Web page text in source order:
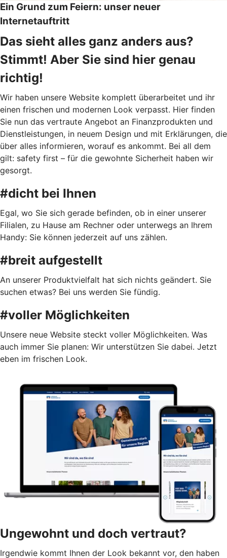
Ein Grund zum Feiern: unser neuer
Internetauftritt
Das sieht alles ganz anders aus?
Stimmt! Aber Sie sind hier genau
richtig!
Wir haben unsere Website komplett überarbeitet und ihr
einen frischen und modernen Look verpasst. Hier finden
Sie nun das vertraute Angebot an Finanzprodukten und
Dienstleistungen, in neuem Design und mit Erklärungen, die
über alles informieren, worauf es ankommt. Bei all dem
gilt: safety first – für die gewohnte Sicherheit haben wir
gesorgt.
#dicht bei Ihnen
Egal, wo Sie sich gerade befinden, ob in einer unserer
Filialen, zu Hause am Rechner oder unterwegs an Ihrem
Handy: Sie können jederzeit auf uns zählen.
#breit aufgestellt
An unserer Produktvielfalt hat sich nichts geändert. Sie
suchen etwas? Bei uns werden Sie fündig.
#voller Möglichkeiten
Unsere neue Website steckt voller Möglichkeiten. Was
auch immer Sie planen: Wir unterstützen Sie dabei. Jetzt
eben im frischen Look.
Ungewohnt und doch vertraut?
Irgendwie kommt Ihnen der Look bekannt vor, den haben